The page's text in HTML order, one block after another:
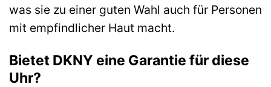
was sie zu einer guten Wahl auch für Personen
mit empfindlicher Haut macht.
Bietet DKNY eine Garantie für diese
Uhr?